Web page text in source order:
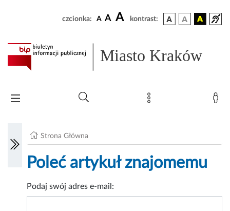
czcionka: A A A kontrast:
Miasto Kraków
Strona Główna
Poleć artykuł znajomemu
Podaj swój adres e-mail: